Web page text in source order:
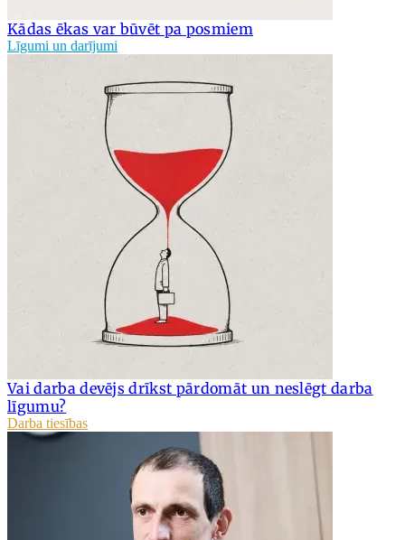
Kādas ēkas var būvēt pa posmiem
Līgumi un darījumi
Vai darba devējs drīkst pārdomāt un neslēgt darba
līgumu?
Darba tiesības